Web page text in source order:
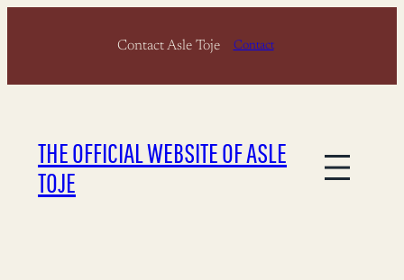
Contact Asle Toje Contact
THE OFFICIAL WEBSITE OF ASLE
TOJE